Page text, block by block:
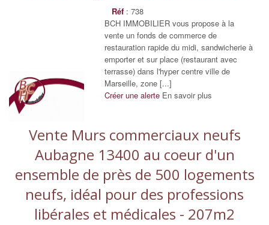
Réf : 738
BCH IMMOBILIER vous propose à la
vente un fonds de commerce de
restauration rapide du midi, sandwicherie à
emporter et sur place (restaurant avec
terrasse) dans l'hyper centre ville de
Marseille, zone [...]
Créer une alerte En savoir plus
Vente Murs commerciaux neufs
Aubagne 13400 au coeur d'un
ensemble de près de 500 logements
neufs, idéal pour des professions
libérales et médicales - 207m2